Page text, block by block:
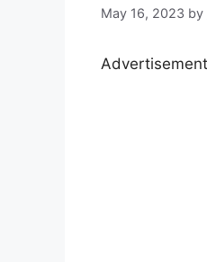
May 16, 2023 by